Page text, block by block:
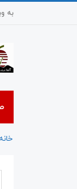
به
خانه